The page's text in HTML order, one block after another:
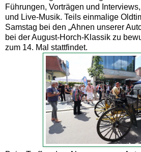
Führungen, Vorträgen und
und Live-Musik. Teils einmalige
Samstag bei den „Ahnen unserer
bei der August-Horch-Klassik zu
zum 14. Mal stattfindet.